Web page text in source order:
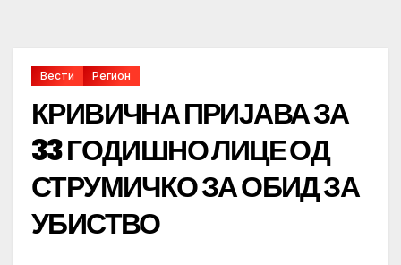
Вести Регион
КРИВИЧНА ПРИЈАВА ЗА
33 ГОДИШНО ЛИЦЕ ОД
СТРУМИЧКО ЗА ОБИД ЗА
УБИСТВО